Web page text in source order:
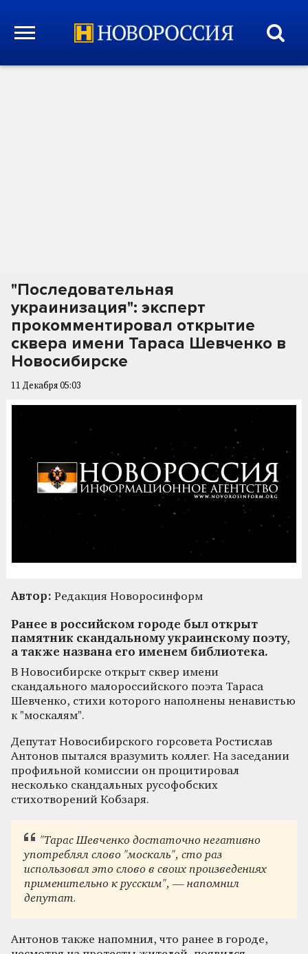
"Последовательная
украинизация": эксперт
прокомментировал открытие
сквера имени Тараса Шевченко в
Новосибирске
11 Декабря 05:03
Автор: Редакция Новоросинформ
Ранее в российском городе был открыт
памятник скандальному украинскому поэту,
а также названа его именем библиотека.
В Новосибирске открыт сквер имени
скандального малороссийского поэта Тараса
Шевченко, стихи которого наполнены ненавистью
к "москалям".
Депутат Новосибирского горсовета Ростислав
Антонов пытался вразумить коллег. На заседании
профильной комиссии он процитировал
несколько скандальных русофобских
стихотворений Кобзаря.
"Тарас Шевченко достаточно негативно
употреблял слово "москаль", сто раз
использовал это слово в своих произведениях
применительно к русским", — напомнил
депутат.
Антонов также напомнил, что ранее в городе,